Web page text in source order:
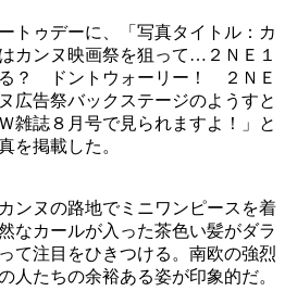
トゥデーに、「写真タイトル：カ
カンヌ映画祭を狙って…２ＮＥ１
？ ドントウォーリー！ ２ＮＥ
広告祭バックステージのようすと
誌８月号で見られますよ！」と
を掲載した。
ンヌの路地でミニワンピースを着
なカールが入った茶色い髪がダラ
て注目をひきつける。南欧の強烈
人たちの余裕ある姿が印象的だ。